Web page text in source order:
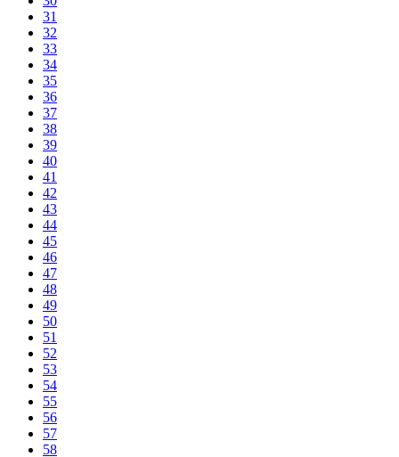
31
32
33
34
35
36
37
38
39
40
41
42
43
44
45
46
47
48
49
50
51
52
53
54
55
56
57
58